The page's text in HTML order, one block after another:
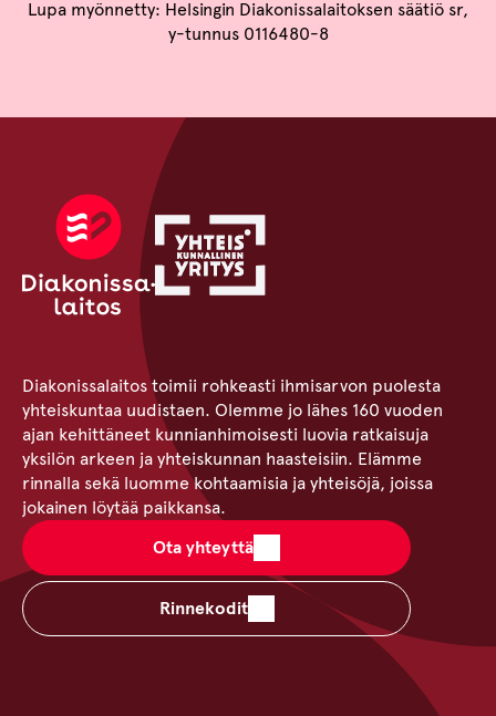
Lupa myönnetty: Helsingin Diakonissalaitoksen säätiö sr,
y-tunnus 0116480-8
Diakonissalaitos toimii rohkeasti ihmisarvon puolesta
yhteiskuntaa uudistaen. Olemme jo lähes 160 vuoden
ajan kehittäneet kunnianhimoisesti luovia ratkaisuja
yksilön arkeen ja yhteiskunnan haasteisiin. Elämme
rinnalla sekä luomme kohtaamisia ja yhteisöjä, joissa
jokainen löytää paikkansa.
Ota yhteyttä
Rinnekodit